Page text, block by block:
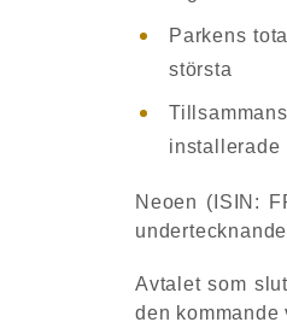
Parkens
största
installerade
Neoen (ISIN:
Avtalet som
den